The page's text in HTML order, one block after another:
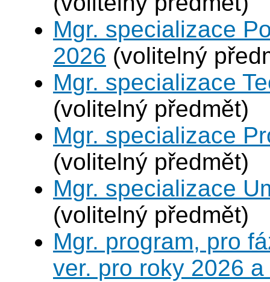
Mgr. specializace
2026 (volitelný
Mgr. specializace
(volitelný předmět)
Mgr. specializace
(volitelný předmět)
Mgr. specializace
(volitelný předmět)
Mgr. program, pro
ver. pro roky 2026